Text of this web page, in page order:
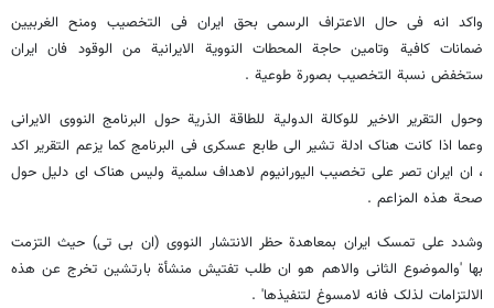
واکد انه فی حال الاعتراف الرسمی بحق ایران فی التخصیب ومنح الغربیین
ضمانات کافیة وتامین حاجة المحطات النوویة الایرانیة من الوقود فان ایران
ستخفض نسبة التخصیب بصورة طوعیة .
وحول التقریر الاخیر للوکالة الدولیة للطاقة الذریة حول البرنامج النووی الایرانی
وعما اذا کانت هناک ادلة تشیر الی طابع عسکری فی البرنامج کما یزعم التقریر اکد
، ان ایران تصر علی تخصیب الیورانیوم لاهداف سلمیة ولیس هناک ای دلیل حول
صحة هذه المزاعم .
وشدد علی تمسک ایران بمعاهدة حظر الانتشار النووی (ان بی تی) حیث التزمت
بها 'والموضوع الثانی والاهم هو ان طلب تفتیش منشأة بارتشین تخرج عن هذه
الالتزامات لذلک فانه لامسوغ لتنفیذها' .